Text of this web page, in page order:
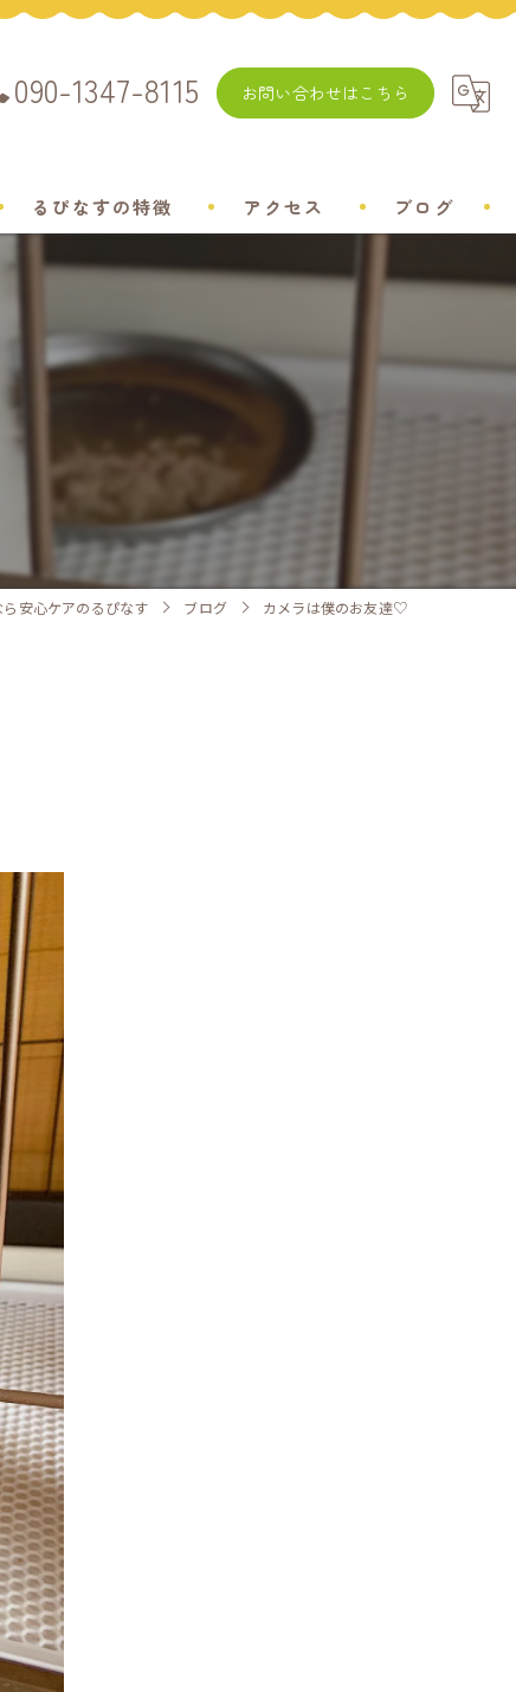
090-1347-8115 お問い合わせはこちら
るぴなすの特徴
チワワ
ミニチュアダックスフンド
ポメラニアン
トイプードル
アクセス ブログ
安心ケアのるぴなす ブログ カメラは僕のお友達♡